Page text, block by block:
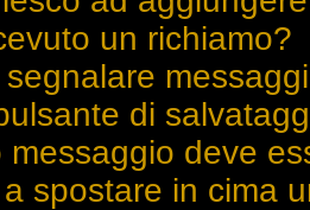
un richiamo?
di
messaggio deve
spostare in cima